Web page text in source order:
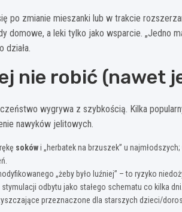
po zmianie mieszanki lub w trakcie
domowe, a leki tylko jako wsparcie. „Jedno
działa.
nie robić (nawet
wygrywa z szybkością. Kilka
nawyków jelitowych.
sokówi „herbatek na brzuszek” u
„żeby było luźniej” – to ryzyko
stymulacji odbytu jako stałego schematu co kilka dni.
przeznaczone dla starszych dzieci/